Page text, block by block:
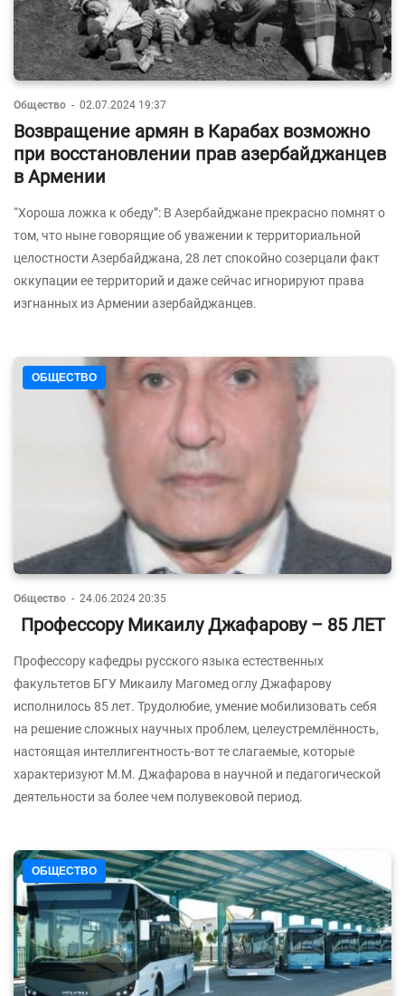
Общество - 02.07.2024 19:37
Возвращение армян в Карабах возможно
при восстановлении прав азербайджанцев
в Армении
“Хороша ложка к обеду”: В Азербайджане прекрасно помнят о
том, что ныне говорящие об уважении к территориальной
целостности Азербайджана, 28 лет спокойно созерцали факт
оккупации ее территорий и даже сейчас игнорируют права
изгнанных из Армении азербайджанцев.
ОБЩЕСТВО
Общество - 24.06.2024 20:35
Профессору Микаилу Джафарову – 85 ЛЕТ
Профессору кафедры русского языка естественных
факультетов БГУ Микаилу Магомед оглу Джафарову
исполнилось 85 лет. Трудолюбие, умение мобилизовать себя
на решение сложных научных проблем, целеустремлённость,
настоящая интеллигентность-вот те слагаемые, которые
характеризуют М.М. Джафарова в научной и педагогической
деятельности за более чем полувековой период.
ОБЩЕСТВО